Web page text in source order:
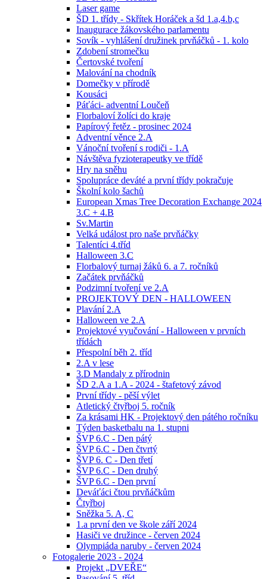
Laser game
ŠD 1. třídy - Skřítek Horáček a šd 1.a,4.b,c
Inaugurace žákovského parlamentu
Sovík - vyhlášení družinek prvňáčků - 1. kolo
Zdobení stromečku
Čertovské tvoření
Malování na chodník
Domečky v přírodě
Kousáci
Páťáci- adventní Loučeň
Florbaloví žolíci do kraje
Papírový řetěz - prosinec 2024
Adventní věnce 2.A
Vánoční tvoření s rodiči - 1.A
Návštěva fyzioterapeutky ve třídě
Hry na sněhu
Spolupráce deváté a první třídy pokračuje
Školní kolo šachů
European Xmas Tree Decoration Exchange 2024
3.C + 4.B
Sv.Martin
Velká událost pro naše prvňáčky
Talentíci 4.tříd
Halloween 3.C
Florbalový turnaj žáků 6. a 7. ročníků
Začátek prvňáčků
Podzimní tvoření ve 2.A
PROJEKTOVÝ DEN - HALLOWEEN
Plavání 2.A
Halloween ve 2.A
Projektové vyučování - Halloween v prvních
třídách
Přespolní běh 2. tříd
2.A v lese
3.D Mandaly z přírodnin
ŠD 2.A a 1.A - 2024 - štafetový závod
První třídy - pěší výlet
Atletický čtyřboj 5. ročník
Za krásami HK - Projektový den pátého ročníku
Týden basketbalu na 1. stupni
ŠVP 6.C - Den pátý
ŠVP 6.C - Den čtvrtý
ŠVP 6. C - Den třetí
ŠVP 6.C - Den druhý
ŠVP 6.C - Den první
Deváťáci čtou prvňáčkům
Čtyřboj
Sněžka 5. A, C
1.a první den ve škole září 2024
Hasiči ve družince - červen 2024
Olympiáda naruby - červen 2024
Fotogalerie 2023 - 2024
Projekt „DVEŘE“